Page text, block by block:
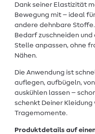
Dank seiner Elastizität
Bewegung mit – ideal
andere dehnbare
Bedarf zuschneiden
Stelle anpassen, ohne
Nähen.
Die Anwendung ist
auflegen, aufbügeln,
auskühlen lassen –
schenkt Deiner
Tragemomente.
Produktdetails auf